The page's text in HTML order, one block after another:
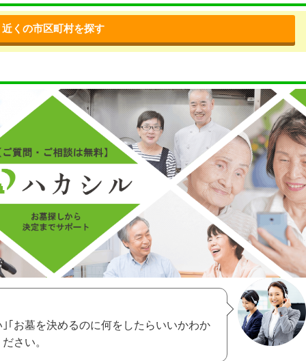
近くの市区町村を探す
｢お墓を決めるのに何をしたらいいかわか
さい。